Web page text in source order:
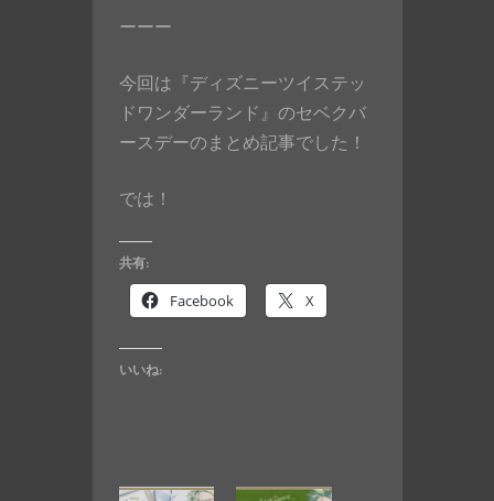
ーーー
今回は『ディズニーツイステッ
ドワンダーランド』のセベクバ
ースデーのまとめ記事でした！
では！
共有:
Facebook X
いいね: